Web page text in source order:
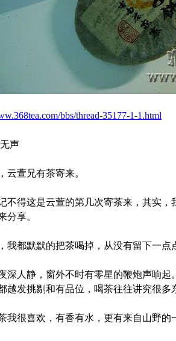
bbs/thread-35177-1-1.html
声
云萱兄有茶寄来。
不得这是云萱的第几次寄茶来，其实
分享。
我都默默的把茶喝掉，从没有留下一点
深人静，窗外不时有零星的鞭炮声响
越发挑剔和有品位，喝茶往往讲究很
我很喜欢，有香有水，更有来自山野